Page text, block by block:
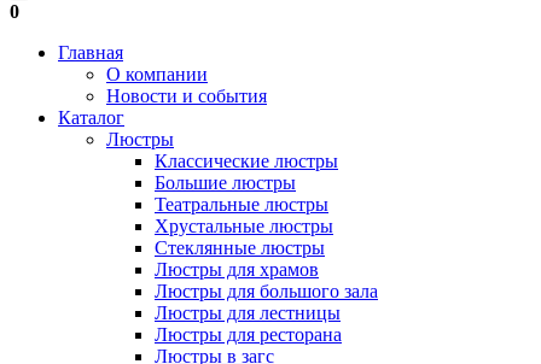
0
Главная
О компании
Новости и события
Каталог
Люстры
Классические люстры
Большие люстры
Театральные люстры
Хрустальные люстры
Стеклянные люстры
Люстры для храмов
Люстры для большого зала
Люстры для лестницы
Люстры для ресторана
Люстры в загс